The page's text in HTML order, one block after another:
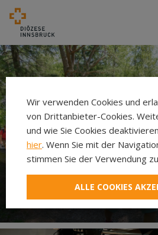
Neuer Pilgerweg
Laudato si’
Wir verwenden Cookies und
von Drittanbieter-Cookies.
und wie Sie Cookies
hier. Wenn Sie mit der
stimmen Sie der Verwendung
ALLE COOKIES